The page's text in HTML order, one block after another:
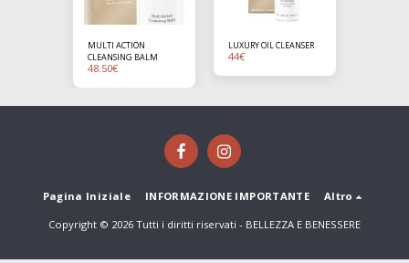
MULTI ACTION
CLEANSING BALM
48.50€
LUXURY OIL CLEANSER
44€
Pagina Iniziale INFORMAZIONE IMPORTANTE Altro
Copyright © 2026 Tutti i diritti riservati - BELLEZZA E BENESSERE